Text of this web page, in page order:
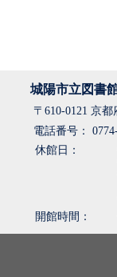
城陽市立図書
〒610-0121 京
電話番号：
休館日：
開館時間：